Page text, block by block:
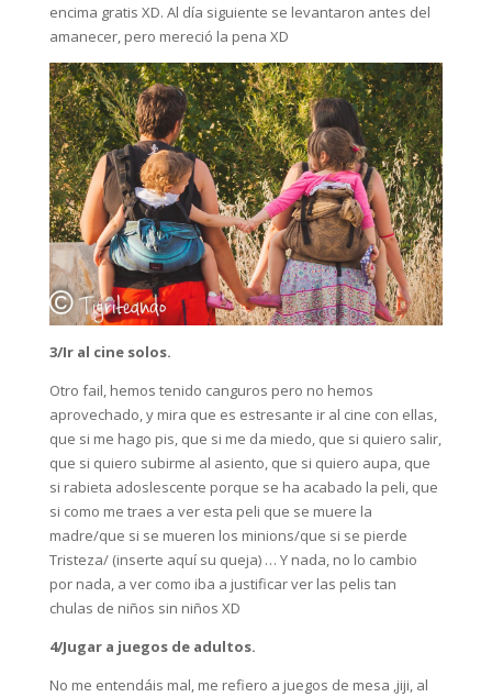
encima gratis XD. Al día siguiente se levantaron antes del
amanecer, pero mereció la pena XD
3/Ir al cine solos.
Otro fail, hemos tenido canguros pero no hemos
aprovechado, y mira que es estresante ir al cine con ellas,
que si me hago pis, que si me da miedo, que si quiero salir,
que si quiero subirme al asiento, que si quiero aupa, que
si rabieta adoslescente porque se ha acabado la peli, que
si como me traes a ver esta peli que se muere la
madre/que si se mueren los minions/que si se pierde
Tristeza/ (inserte aquí su queja) … Y nada, no lo cambio
por nada, a ver como iba a justificar ver las pelis tan
chulas de niños sin niños XD
4/Jugar a juegos de adultos.
No me entendáis mal, me refiero a juegos de mesa ,jiji, al